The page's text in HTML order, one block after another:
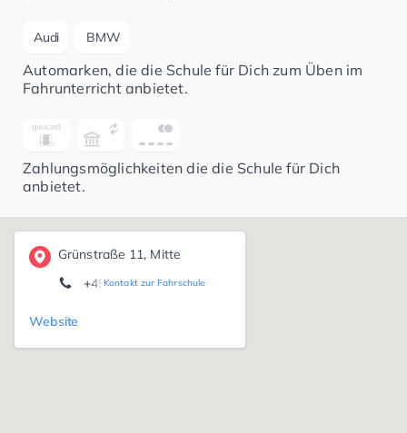
Audi BMW
Automarken, die die Schule für Dich zum Üben im
Fahrunterricht anbietet.
Zahlungsmöglichkeiten die die Schule für Dich
anbietet.
Grünstraße 11, Mitte
Kontakt zur Fahrschule
+4920519999019
Website